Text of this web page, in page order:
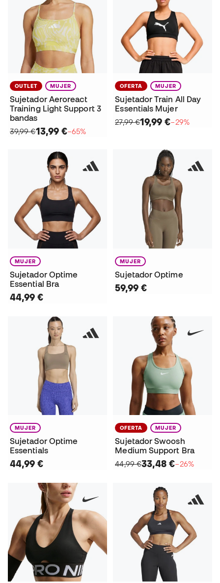
OUTLET MUJER
Sujetador Aeroreact
Training Light Support 3
bandas
39,99 €13,99 €−65%
OFERTA MUJER
Sujetador Train All Day
Essentials Mujer
27,99 €19,99 €−29%
MUJER
Sujetador Optime
Essential Bra
44,99 €
MUJER
Sujetador Optime
59,99 €
MUJER
Sujetador Optime
Essentials
44,99 €
OFERTA MUJER
Sujetador Swoosh
Medium Support Bra
44,99 €33,48 €−26%